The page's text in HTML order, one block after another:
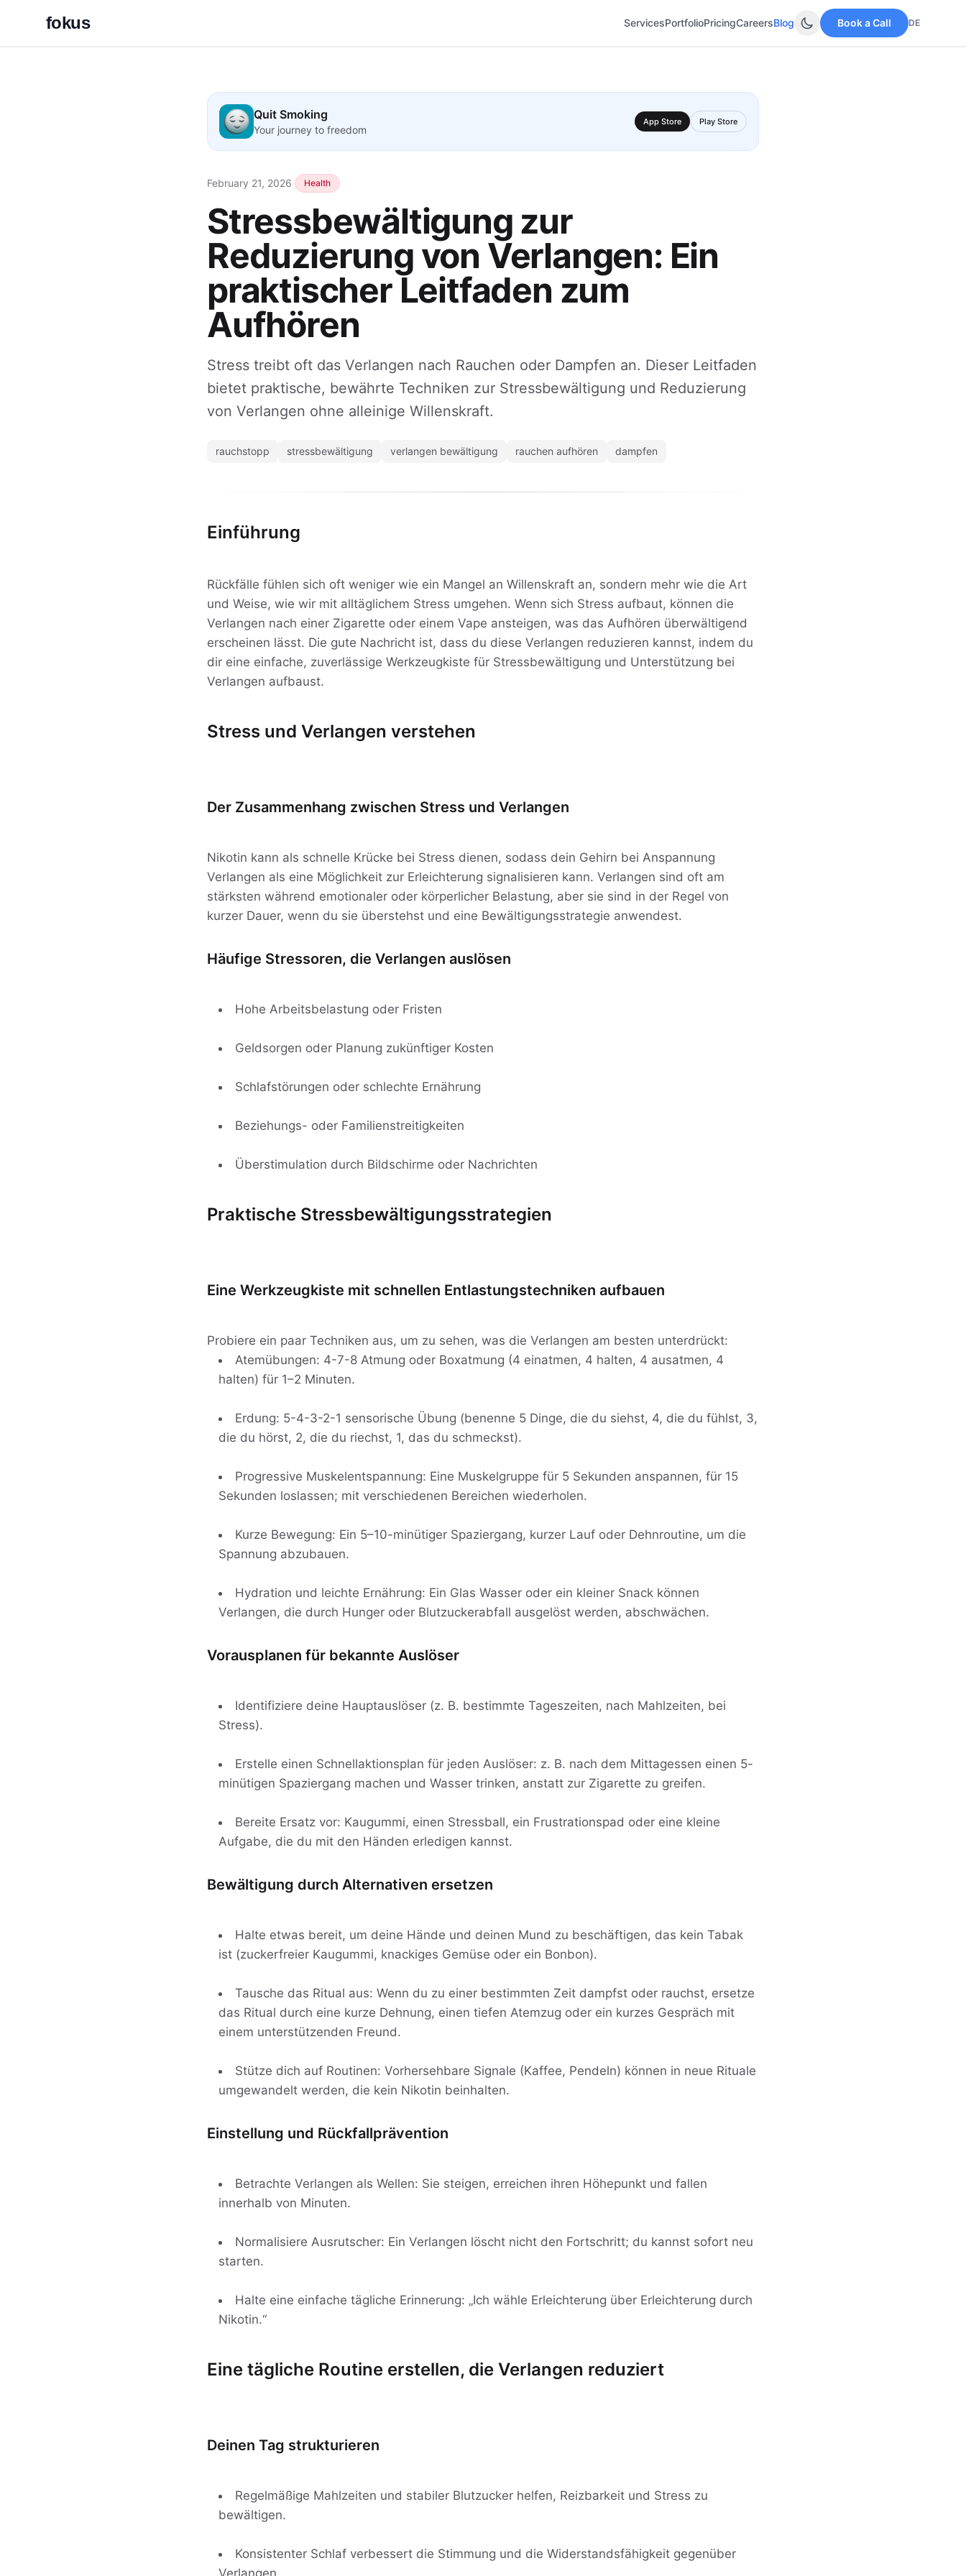
fokus ServicesPortfolioPricingCareersBlog Book a Call DE
Quit Smoking
Your journey to freedom
App Store Play Store
February 21, 2026· Health
Stressbewältigung zur
Reduzierung von Verlangen: Ein
praktischer Leitfaden zum
Aufhören
Stress treibt oft das Verlangen nach Rauchen oder Dampfen an. Dieser Leitfaden
bietet praktische, bewährte Techniken zur Stressbewältigung und Reduzierung
von Verlangen ohne alleinige Willenskraft.
rauchstopp stressbewältigung verlangen bewältigung rauchen aufhören dampfen
Einführung
Rückfälle fühlen sich oft weniger wie ein Mangel an Willenskraft an, sondern mehr wie die Art
und Weise, wie wir mit alltäglichem Stress umgehen. Wenn sich Stress aufbaut, können die
Verlangen nach einer Zigarette oder einem Vape ansteigen, was das Aufhören überwältigend
erscheinen lässt. Die gute Nachricht ist, dass du diese Verlangen reduzieren kannst, indem du
dir eine einfache, zuverlässige Werkzeugkiste für Stressbewältigung und Unterstützung bei
Verlangen aufbaust.
Stress und Verlangen verstehen
Der Zusammenhang zwischen Stress und Verlangen
Nikotin kann als schnelle Krücke bei Stress dienen, sodass dein Gehirn bei Anspannung
Verlangen als eine Möglichkeit zur Erleichterung signalisieren kann. Verlangen sind oft am
stärksten während emotionaler oder körperlicher Belastung, aber sie sind in der Regel von
kurzer Dauer, wenn du sie überstehst und eine Bewältigungsstrategie anwendest.
Häufige Stressoren, die Verlangen auslösen
Hohe Arbeitsbelastung oder Fristen
Geldsorgen oder Planung zukünftiger Kosten
Schlafstörungen oder schlechte Ernährung
Beziehungs- oder Familienstreitigkeiten
Überstimulation durch Bildschirme oder Nachrichten
Praktische Stressbewältigungsstrategien
Eine Werkzeugkiste mit schnellen Entlastungstechniken aufbauen
Probiere ein paar Techniken aus, um zu sehen, was die Verlangen am besten unterdrückt:
Atemübungen: 4-7-8 Atmung oder Boxatmung (4 einatmen, 4 halten, 4 ausatmen, 4
halten) für 1–2 Minuten.
Erdung: 5-4-3-2-1 sensorische Übung (benenne 5 Dinge, die du siehst, 4, die du fühlst, 3,
die du hörst, 2, die du riechst, 1, das du schmeckst).
Progressive Muskelentspannung: Eine Muskelgruppe für 5 Sekunden anspannen, für 15
Sekunden loslassen; mit verschiedenen Bereichen wiederholen.
Kurze Bewegung: Ein 5–10-minütiger Spaziergang, kurzer Lauf oder Dehnroutine, um die
Spannung abzubauen.
Hydration und leichte Ernährung: Ein Glas Wasser oder ein kleiner Snack können
Verlangen, die durch Hunger oder Blutzuckerabfall ausgelöst werden, abschwächen.
Vorausplanen für bekannte Auslöser
Identifiziere deine Hauptauslöser (z. B. bestimmte Tageszeiten, nach Mahlzeiten, bei
Stress).
Erstelle einen Schnellaktionsplan für jeden Auslöser: z. B. nach dem Mittagessen einen 5-
minütigen Spaziergang machen und Wasser trinken, anstatt zur Zigarette zu greifen.
Bereite Ersatz vor: Kaugummi, einen Stressball, ein Frustrationspad oder eine kleine
Aufgabe, die du mit den Händen erledigen kannst.
Bewältigung durch Alternativen ersetzen
Halte etwas bereit, um deine Hände und deinen Mund zu beschäftigen, das kein Tabak
ist (zuckerfreier Kaugummi, knackiges Gemüse oder ein Bonbon).
Tausche das Ritual aus: Wenn du zu einer bestimmten Zeit dampfst oder rauchst, ersetze
das Ritual durch eine kurze Dehnung, einen tiefen Atemzug oder ein kurzes Gespräch mit
einem unterstützenden Freund.
Stütze dich auf Routinen: Vorhersehbare Signale (Kaffee, Pendeln) können in neue Rituale
umgewandelt werden, die kein Nikotin beinhalten.
Einstellung und Rückfallprävention
Betrachte Verlangen als Wellen: Sie steigen, erreichen ihren Höhepunkt und fallen
innerhalb von Minuten.
Normalisiere Ausrutscher: Ein Verlangen löscht nicht den Fortschritt; du kannst sofort neu
starten.
Halte eine einfache tägliche Erinnerung: „Ich wähle Erleichterung über Erleichterung durch
Nikotin.“
Eine tägliche Routine erstellen, die Verlangen reduziert
Deinen Tag strukturieren
Regelmäßige Mahlzeiten und stabiler Blutzucker helfen, Reizbarkeit und Stress zu
bewältigen.
Konsistenter Schlaf verbessert die Stimmung und die Widerstandsfähigkeit gegenüber
Verlangen.